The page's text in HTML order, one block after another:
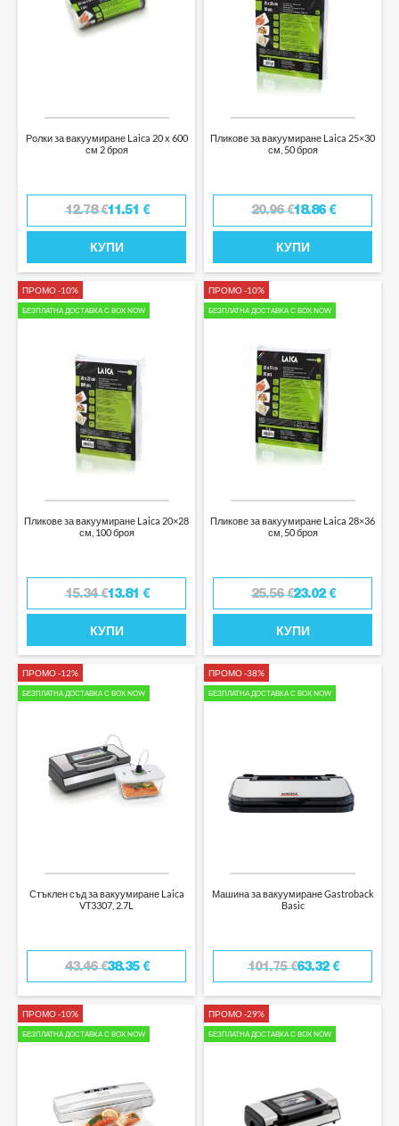
Ролки за вакуумиране Laica 20 x 600
см 2 броя
12.78€11.51 €
КУПИ
Пликове за вакуумиране Laica 25×30
см, 50 броя
20.96€18.86 €
КУПИ
ПРОМО -10%
БЕЗПЛАТНА ДОСТАВКА С BOX NOW
Пликове за вакуумиране Laica 20×28
см, 100 броя
15.34€13.81 €
КУПИ
ПРОМО -10%
БЕЗПЛАТНА ДОСТАВКА С BOX NOW
Пликове за вакуумиране Laica 28×36
см, 50 броя
25.56€23.02 €
КУПИ
ПРОМО -12%
БЕЗПЛАТНА ДОСТАВКА С BOX NOW
Стъклен съд за вакуумиране Laica
VT3307, 2.7L
43.46€38.35 €
ПРОМО -38%
БЕЗПЛАТНА ДОСТАВКА С BOX NOW
Машина за вакуумиране Gastroback
Basic
101.75€63.32 €
ПРОМО -10%
БЕЗПЛАТНА ДОСТАВКА С BOX NOW
ПРОМО -29%
БЕЗПЛАТНА ДОСТАВКА С BOX NOW